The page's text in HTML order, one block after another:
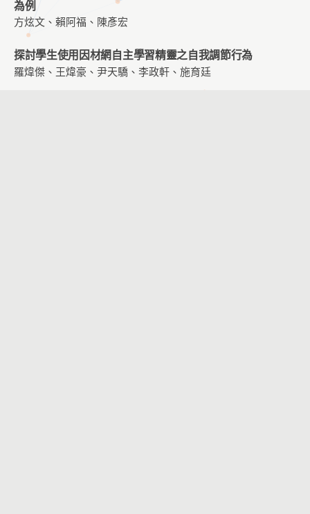
為例
方炫文、賴阿福、陳彥宏
探討學生使用因材網自主學習精靈之自我調節行為
羅煒傑、王煒豪、尹天驕、李政軒、施育廷